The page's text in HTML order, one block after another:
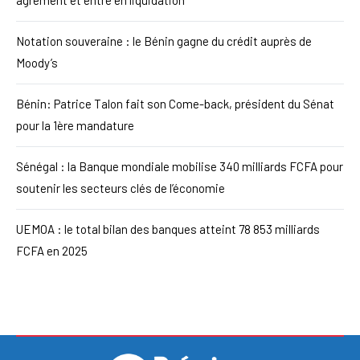
Notation souveraine : le Bénin gagne du crédit auprès de
Moody’s
Bénin: Patrice Talon fait son Come-back, président du Sénat
pour la 1ère mandature
Sénégal : la Banque mondiale mobilise 340 milliards FCFA pour
soutenir les secteurs clés de l’économie
UEMOA : le total bilan des banques atteint 78 853 milliards
FCFA en 2025